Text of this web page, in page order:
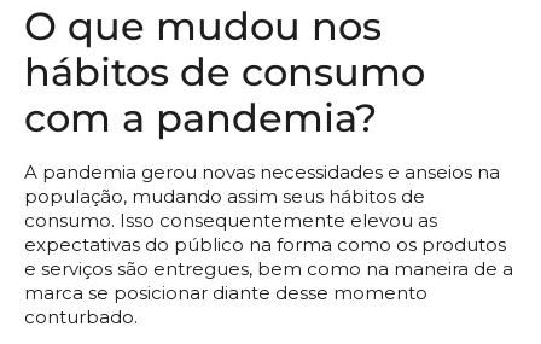
O que mudou nos
hábitos de consumo
com a pandemia?
A pandemia gerou novas necessidades e anseios na
população, mudando assim seus hábitos de
consumo. Isso consequentemente elevou as
expectativas do público na forma como os produtos
e serviços são entregues, bem como na maneira de a
marca se posicionar diante desse momento
conturbado.